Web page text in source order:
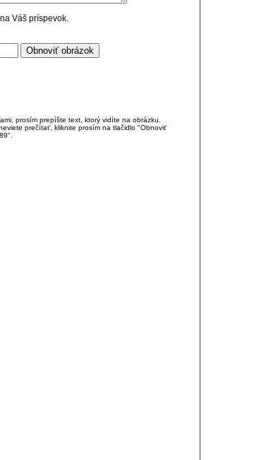
Váš príspevok.
prosím prepíšte text, ktorý vidíte na obrázku.
prečítať, kliknite prosím na tlačidlo "Obnoviť